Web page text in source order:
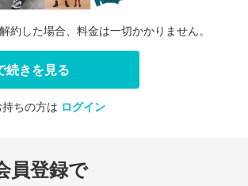
する
した場合、料金は一切かかりません。
続きを見る
ちの方は ログイン
員登録で